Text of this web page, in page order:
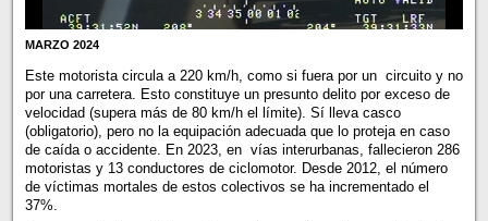
MARZO 2024
Este motorista circula a 220 km/h, como si fuera por un circuito y no
por una carretera. Esto constituye un presunto delito por exceso de
velocidad (supera más de 80 km/h el límite). Sí lleva casco
(obligatorio), pero no la equipación adecuada que lo proteja en caso
de caída o accidente. En 2023, en vías interurbanas, fallecieron 286
motoristas y 13 conductores de ciclomotor. Desde 2012, el número
de víctimas mortales de estos colectivos se ha incrementado el
37%.